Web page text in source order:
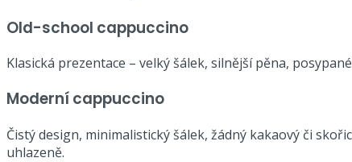
Old-school cappuccino
Klasická prezentace – velký šálek, silnější pěna,
Moderní cappuccino
Čistý design, minimalistický šálek, žádný kakaový či
uhlazeně.